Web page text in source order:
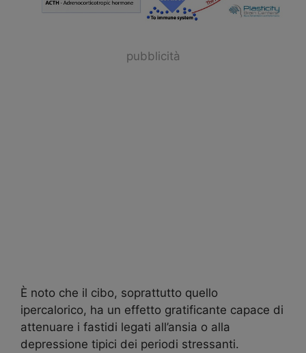
pubblicità
È noto che il cibo, soprattutto quello
ipercalorico, ha un effetto gratificante capace di
attenuare i fastidi legati all’ansia o alla
depressione tipici dei periodi stressanti.